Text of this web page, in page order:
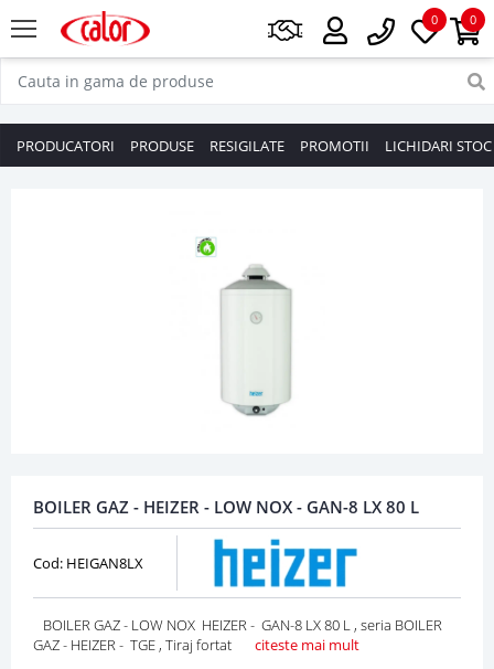
0
0
PRODUCATORI PRODUSE RESIGILATE PROMOTII LICHIDARI STOC
BOILER GAZ - HEIZER - LOW NOX - GAN-8 LX 80 L
Cod: HEIGAN8LX
BOILER GAZ - LOW NOX HEIZER - GAN-8 LX 80 L , seria BOILER
GAZ - HEIZER - TGE , Tiraj fortat citeste mai mult